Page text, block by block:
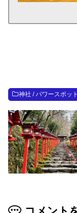
神社 / パワースポット